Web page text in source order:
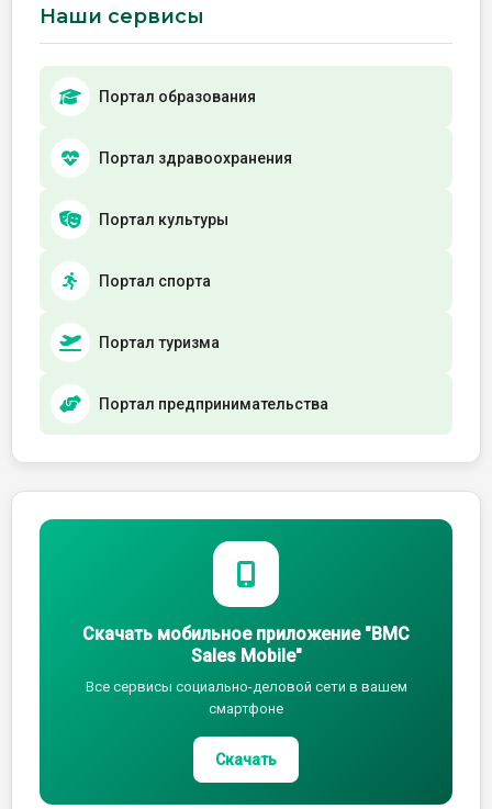
Наши сервисы
Портал образования
Портал здравоохранения
Портал культуры
Портал спорта
Портал туризма
Портал предпринимательства
Скачать мобильное приложение "BMC
Sales Mobile"
Все сервисы социально-деловой сети в вашем
смартфоне
Скачать